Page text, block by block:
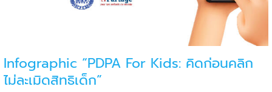
Infographic “PDPA For Kids: คิดก่อนคลิก
ไม่ละเมิดสิทธิเด็ก”